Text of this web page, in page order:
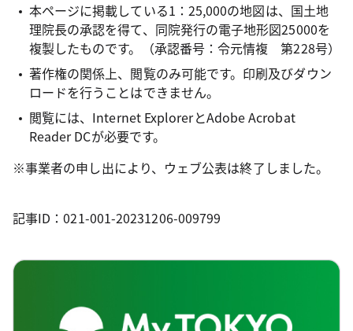
本ページに掲載している1：25,000の地図は、国土地
理院長の承認を得て、同院発行の電子地形図25000を
複製したものです。（承認番号：令元情複 第228号）
著作権の関係上、閲覧のみ可能です。印刷及びダウン
ロードを行うことはできません。
閲覧には、Internet ExplorerとAdobe Acrobat
Reader DCが必要です。
※事業者の申し出により、ウェブ公表は終了しました。
記事ID：021-001-20231206-009799